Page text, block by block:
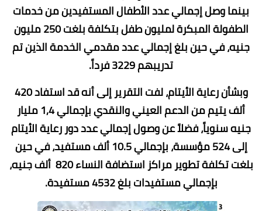
بينما وصل إجمالي عدد الأطفال المستفيدين من خدمات
الطفولة المبكرة لمليون طفل بتكلفة بلغت 250 مليون
جنيه، في حين بلغ إجمالي عدد مقدمي الخدمة الذين تم
تدريبهم 3229 فرداً.
وبشأن رعاية الأيتام، لفت التقرير إلى أنه قد استفاد 420
ألف يتيم من الدعم العيني والنقدي بإجمالي 1,4 مليار
جنيه سنوياً، فضلاً عن وصول إجمالي عدد دور رعاية الأيتام
إلى 524 مؤسسة، بإجمالي 10.5 ألف مستفيد، في حين
بلغت تكلفة تطوير مراكز استضافة النساء 820 ألف جنيه،
بإجمالي مستفيدات بلغ 4532 مستفيدة.